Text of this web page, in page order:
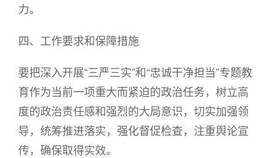
力。
四、工作要求和保障措施
要把深入开展“三严三实”和“忠诚干净担当”专题教
育作为当前一项重大而紧迫的政治任务，树立高
度的政治责任感和强烈的大局意识，切实加强领
导，统筹推进落实，强化督促检查，注重舆论宣
传，确保取得实效。